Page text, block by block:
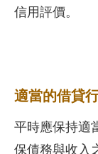
信用評價。
適當的借貸
平時應保持適
保債務與收入